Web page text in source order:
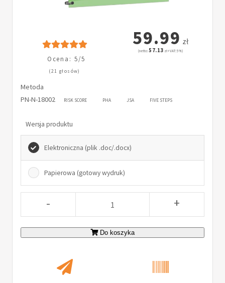
Ocena: 5/5
(21 głosów)
59.99 zł
(netto:57.13 zł + VAT: 5%)
Metoda
PN-N-18002
RISK SCORE PHA JSA FIVE STEPS
Wersja produktu
Elektroniczna (plik .doc/.docx)
Papierowa (gotowy wydruk)
- +
Do koszyka